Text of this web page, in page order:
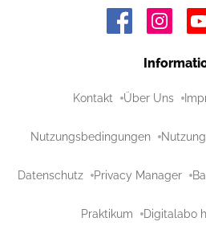
Kontakt Über Uns
Nutzungsbedingungen
Datenschutz Privacy Manager
Praktikum Digitalabo